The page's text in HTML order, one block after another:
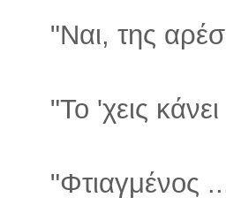
"Ναι, της
"Το 'χεις
"Φτιαγμένος